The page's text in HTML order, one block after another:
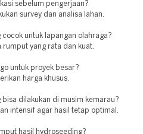
sebelum pengerjaan?
survey dan analisa lahan.
cocok untuk lapangan olahraga?
rumput yang rata dan kuat.
untuk proyek besar?
harga khusus.
bisa dilakukan di musim kemarau?
intensif agar hasil tetap optimal.
hasil hydroseeding?